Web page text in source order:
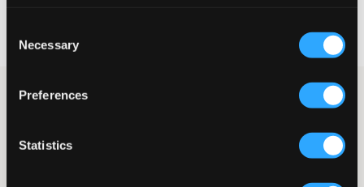
Selection
Necessary
Preferences
Statistics
Recht op herroeping binnen 60 dagen
Bootcut jeans in een middenblauwe wassing van Grunt. De taille
is normaal hoog en de benen zijn bovenaan strak en onderaan
binnenkant van de jeans zit een verstelbare elastiek.